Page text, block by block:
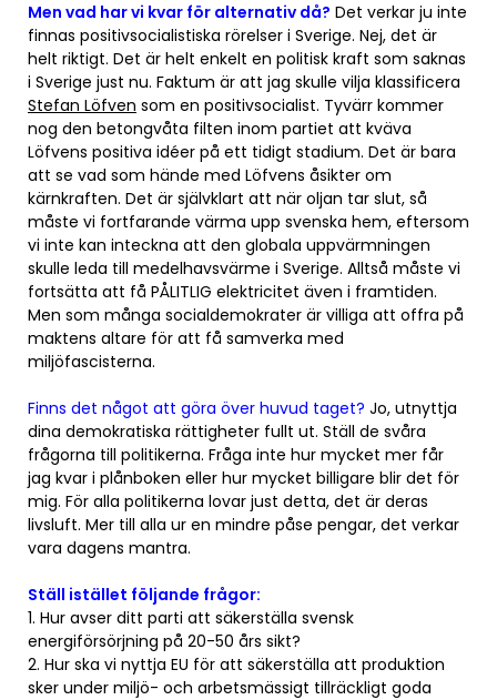
Men vad har vi kvar för alternativ då? Det verkar ju inte
finnas positivsocialistiska rörelser i Sverige. Nej, det är
helt riktigt. Det är helt enkelt en politisk kraft som saknas
i Sverige just nu. Faktum är att jag skulle vilja klassificera
Stefan Löfven som en positivsocialist. Tyvärr kommer
nog den betongvåta filten inom partiet att kväva
Löfvens positiva idéer på ett tidigt stadium. Det är bara
att se vad som hände med Löfvens åsikter om
kärnkraften. Det är självklart att när oljan tar slut, så
måste vi fortfarande värma upp svenska hem, eftersom
vi inte kan inteckna att den globala uppvärmningen
skulle leda till medelhavsvärme i Sverige. Alltså måste vi
fortsätta att få PÅLITLIG elektricitet även i framtiden.
Men som många socialdemokrater är villiga att offra på
maktens altare för att få samverka med
miljöfascisterna.
Finns det något att göra över huvud taget? Jo, utnyttja
dina demokratiska rättigheter fullt ut. Ställ de svåra
frågorna till politikerna. Fråga inte hur mycket mer får
jag kvar i plånboken eller hur mycket billigare blir det för
mig. För alla politikerna lovar just detta, det är deras
livsluft. Mer till alla ur en mindre påse pengar, det verkar
vara dagens mantra.
Ställ istället följande frågor:
1. Hur avser ditt parti att säkerställa svensk
energiförsörjning på 20-50 års sikt?
2. Hur ska vi nyttja EU för att säkerställa att produktion
sker under miljö- och arbetsmässigt tillräckligt goda